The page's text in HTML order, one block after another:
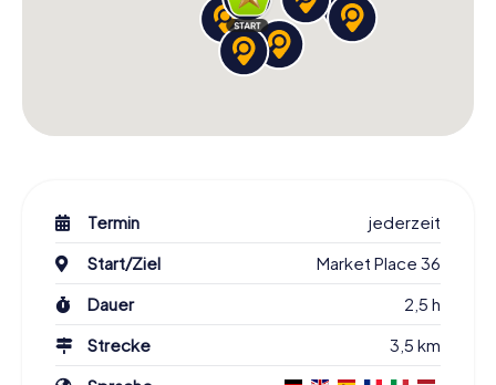
Termin
jederzeit
Start/Ziel
Market Place 36
Dauer
2,5 h
Strecke
3,5 km